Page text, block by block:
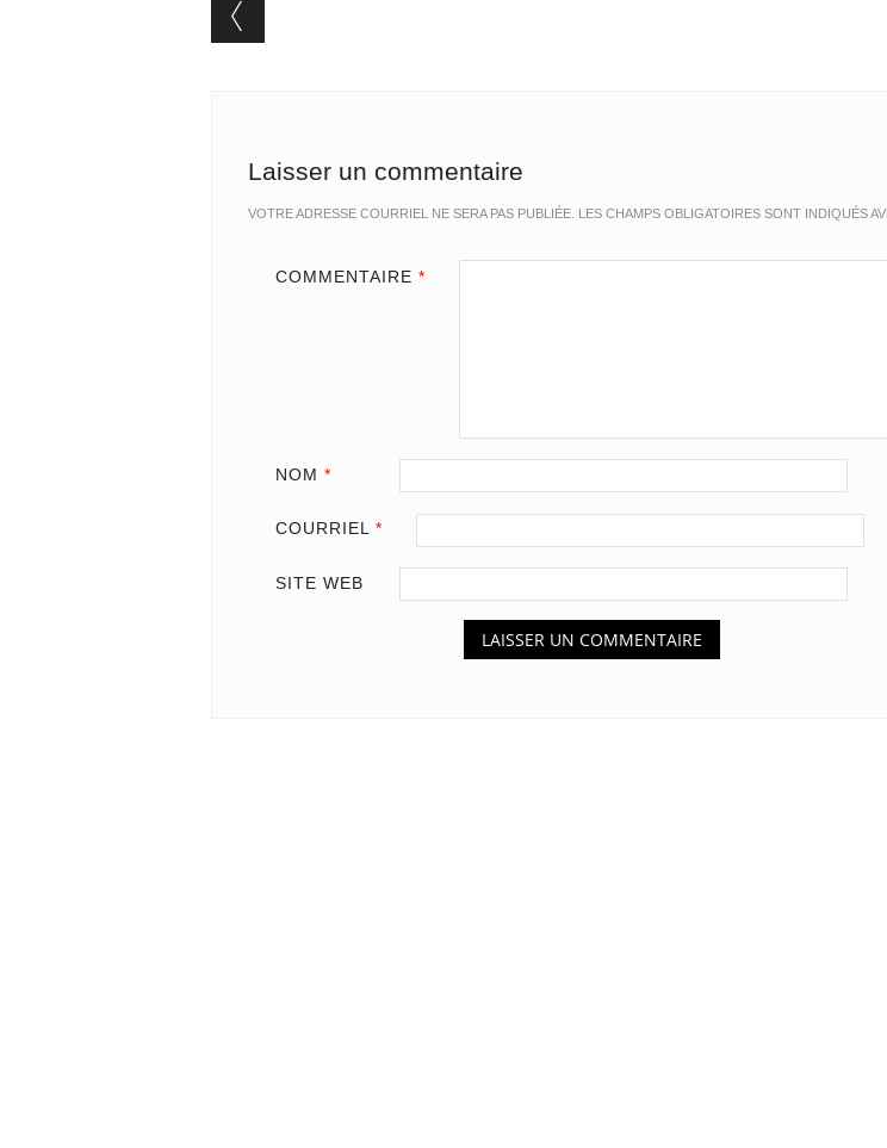
Post navigation
Laisser un commentaire
VOTRE ADRESSE COURRIEL NE SERA PAS PUBLIÉE. LES CHAMPS OBLIGATOIRES SONT INDIQUÉS
COMMENTAIRE *
NOM *
COURRIEL *
SITE WEB